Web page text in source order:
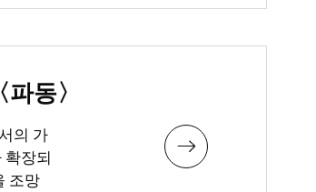
동〉
의 가
확장되
조망